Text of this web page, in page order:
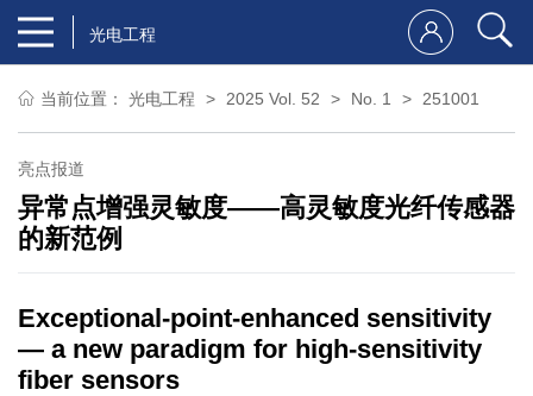
光电工程
当前位置： 光电工程 2025 Vol. 52 No. 1 251001
亮点报道
异常点增强灵敏度——高灵敏度光纤传感器
的新范例
Exceptional-point-enhanced sensitivity
— a new paradigm for high-sensitivity
fiber sensors